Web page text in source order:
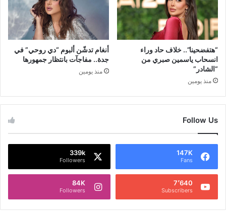
“هتفضحينا”.. خلاف حاد وراء
انسحاب ياسمين صبري من
“الشادر”
منذ يومين
أنغام تدشّن ألبوم “دي روحي” في
جدة.. مفاجآت بانتظار جمهورها
منذ يومين
Follow Us
147K
Fans
339k
Followers
7٬640
Subscribers
84K
Followers